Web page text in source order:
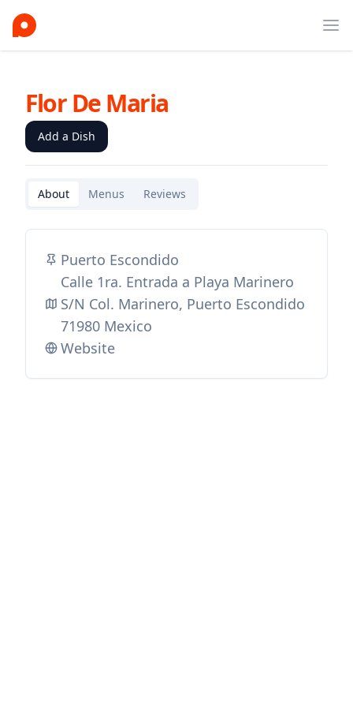
Flor De Maria
Add a Dish
About Menus Reviews
Puerto Escondido
Calle 1ra. Entrada a Playa Marinero
S/N Col. Marinero, Puerto Escondido
71980 Mexico
Website